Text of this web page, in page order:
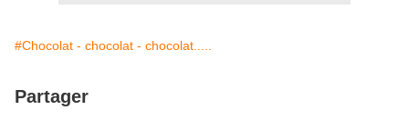
#Chocolat - chocolat - chocolat.....
Partager